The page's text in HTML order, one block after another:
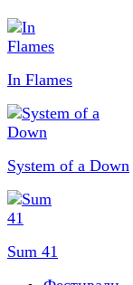
In Flames
System of a Down
Sum 41